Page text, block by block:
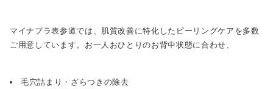
マイナプラ表参道では、肌質改善に特化したピーリングケアを多数
ご用意しています。お一人おひとりのお背中状態に合わせ、
毛穴詰まり・ざらつきの除去